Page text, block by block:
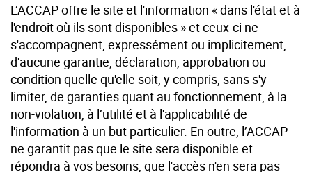
L’ACCAP offre le site et l'information « dans l'état et à
l'endroit où ils sont disponibles » et ceux-ci ne
s'accompagnent, expressément ou implicitement,
d'aucune garantie, déclaration, approbation ou
condition quelle qu'elle soit, y compris, sans s'y
limiter, de garanties quant au fonctionnement, à la
non-violation, à l’utilité et à l'applicabilité de
l'information à un but particulier. En outre, l’ACCAP
ne garantit pas que le site sera disponible et
répondra à vos besoins, que l'accès n'en sera pas